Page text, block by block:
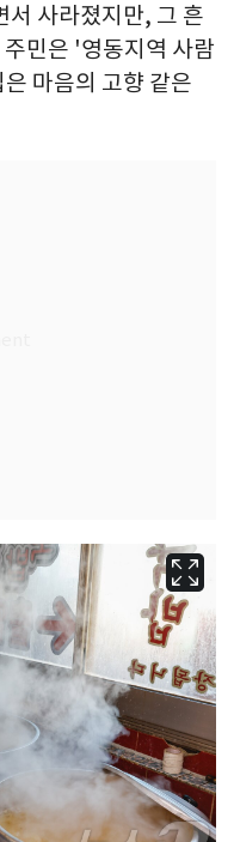
서 사라졌지만, 그 흔
민은 '영동지역 사람
마음의 고향 같은